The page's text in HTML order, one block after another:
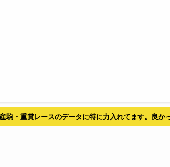
駒・重賞レースのデータに特に力入れてます。良か